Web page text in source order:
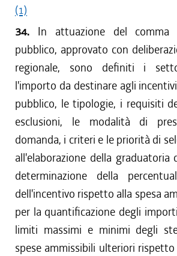
(1)
34. In attuazione del comma
pubblico, approvato con
regionale, sono definiti i
l'importo da destinare agli
pubblico, le tipologie, i requisiti
esclusioni, le modalità di
domanda, i criteri e le priorità di
all'elaborazione della graduatoria
determinazione della
dell'incentivo rispetto alla spesa
per la quantificazione degli
limiti massimi e minimi degli
spese ammissibili ulteriori